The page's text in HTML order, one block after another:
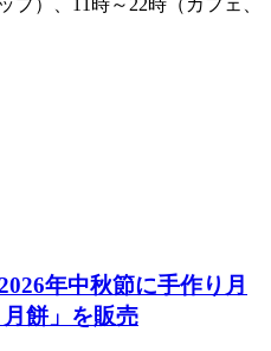
プ）、11時～22時（カフェ、
年中秋節に手作り月
餅」を販売